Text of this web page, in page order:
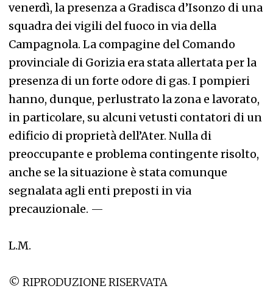
venerdì, la presenza a Gradisca d’Isonzo di una
squadra dei vigili del fuoco in via della
Campagnola. La compagine del Comando
provinciale di Gorizia era stata allertata per la
presenza di un forte odore di gas. I pompieri
hanno, dunque, perlustrato la zona e lavorato,
in particolare, su alcuni vetusti contatori di un
edificio di proprietà dell’Ater. Nulla di
preoccupante e problema contingente risolto,
anche se la situazione è stata comunque
segnalata agli enti preposti in via
precauzionale. —
L.M.
© RIPRODUZIONE RISERVATA